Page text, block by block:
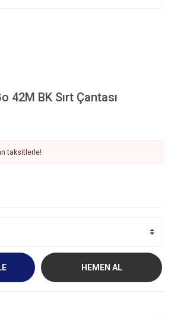
42M BK Sırt Çantası
taksitlerle!
HEMEN AL